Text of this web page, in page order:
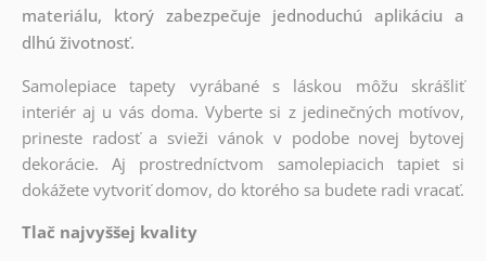
materiálu, ktorý zabezpečuje jednoduchú aplikáciu a
dlhú životnosť.
Samolepiace tapety vyrábané s láskou môžu skrášliť
interiér aj u vás doma. Vyberte si z jedinečných motívov,
prineste radosť a svieži vánok v podobe novej bytovej
dekorácie. Aj prostredníctvom samolepiacich tapiet si
dokážete vytvoriť domov, do ktorého sa budete radi vracať.
Tlač najvyššej kvality